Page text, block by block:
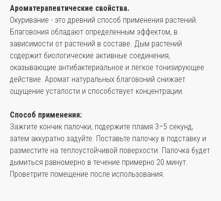
Ароматерапевтические свойства.
Окуривание - это древний способ применения растений.
Благовония обладают определенным эффектом, в
зависимости от растений в составе. Дым растений
содержит биологические активные соединения,
оказывающие антибактериальное и легкое тонизирующее
действие. Аромат натуральных благовоний снижает
ощущение усталости и способствует концентрации.
Способ применения:
Зажгите кончик палочки, подержите пламя 3–5 секунд,
затем аккуратно задуйте. Поставьте палочку в подставку и
разместите на теплоустойчивой поверхости. Палочка будет
дымиться равномерно в течение примерно 20 минут.
Проветрите помещение после использования.